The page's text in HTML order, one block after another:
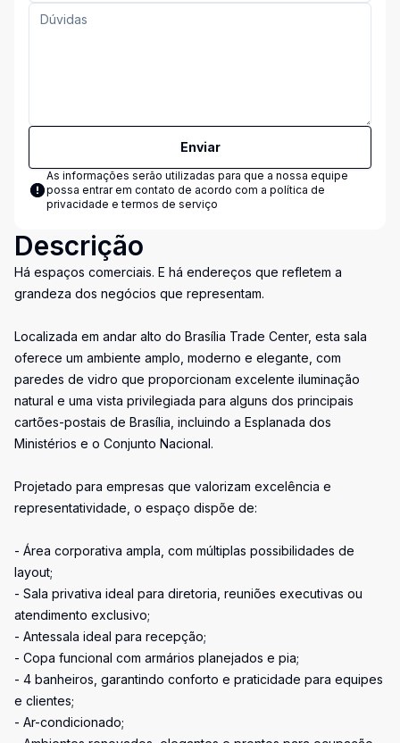
Enviar
As informações serão utilizadas para que a nossa equipe
possa entrar em contato de acordo com a política de
privacidade e termos de serviço
Descrição
Há espaços comerciais. E há endereços que refletem a
grandeza dos negócios que representam.
Localizada em andar alto do Brasília Trade Center, esta sala
oferece um ambiente amplo, moderno e elegante, com
paredes de vidro que proporcionam excelente iluminação
natural e uma vista privilegiada para alguns dos principais
cartões-postais de Brasília, incluindo a Esplanada dos
Ministérios e o Conjunto Nacional.
Projetado para empresas que valorizam excelência e
representatividade, o espaço dispõe de:
- Área corporativa ampla, com múltiplas possibilidades de
layout;
- Sala privativa ideal para diretoria, reuniões executivas ou
atendimento exclusivo;
- Antessala ideal para recepção;
- Copa funcional com armários planejados e pia;
- 4 banheiros, garantindo conforto e praticidade para equipes
e clientes;
- Ar-condicionado;